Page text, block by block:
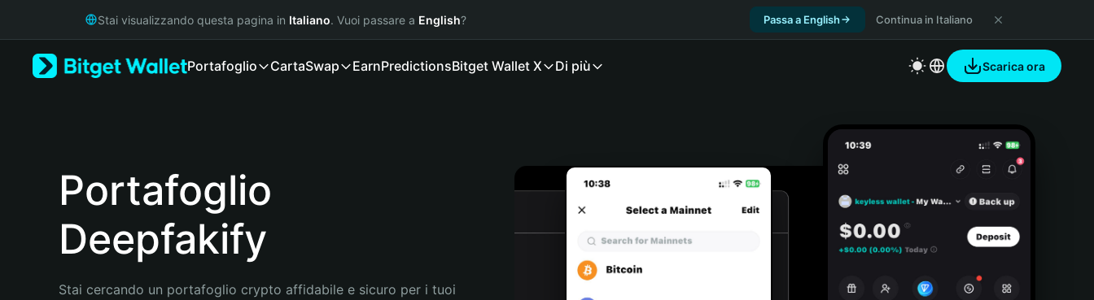
Русский
Português (Portugal)
Bahasa Indonesia
Stai visualizzando questa pagina in Italiano. Vuoi passare a English? Passa a English Continua in Italiano
Portafoglio CartaSwap EarnPredictionsBitget Wallet X Di più Scarica ora
Portafoglio
Deepfakify
Stai cercando un portafoglio crypto affidabile e sicuro per i tuoi